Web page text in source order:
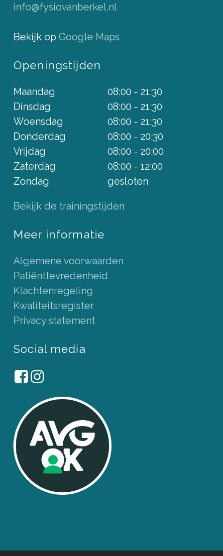
info@fysiovanberkel.nl
Bekijk op Google Maps
Openingstijden
Maandag
08:00 - 21:30
Dinsdag
08:00 - 21:30
Woensdag
08:00 - 21:30
Donderdag
08:00 - 20:30
Vrijdag
08:00 - 20:00
Zaterdag
08:00 - 12:00
Zondag
gesloten
Bekijk de trainingstijden
Meer informatie
Algemene voorwaarden
Patiënttevredenheid
Klachtenregeling
Kwaliteitsregister
Privacy statement
Social media